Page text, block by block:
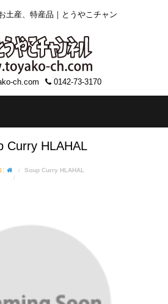
土産、特産品｜とうやこチャン
ch.com 0142-73-3170
Curry HLAHAL
: Soup Curry HLAHAL